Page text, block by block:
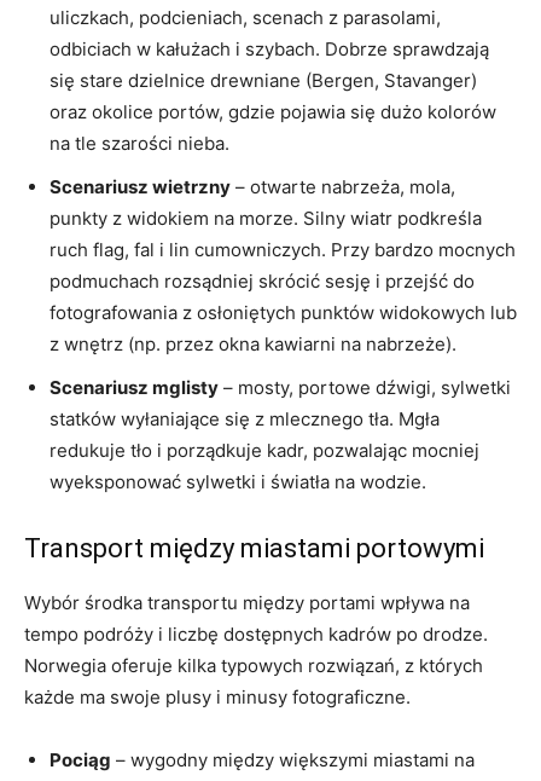
uliczkach, podcieniach, scenach z parasolami,
odbiciach w kałużach i szybach. Dobrze sprawdzają
się stare dzielnice drewniane (Bergen, Stavanger)
oraz okolice portów, gdzie pojawia się dużo kolorów
na tle szarości nieba.
Scenariusz wietrzny – otwarte nabrzeża, mola,
punkty z widokiem na morze. Silny wiatr podkreśla
ruch flag, fal i lin cumowniczych. Przy bardzo mocnych
podmuchach rozsądniej skrócić sesję i przejść do
fotografowania z osłoniętych punktów widokowych lub
z wnętrz (np. przez okna kawiarni na nabrzeże).
Scenariusz mglisty – mosty, portowe dźwigi, sylwetki
statków wyłaniające się z mlecznego tła. Mgła
redukuje tło i porządkuje kadr, pozwalając mocniej
wyeksponować sylwetki i światła na wodzie.
Transport między miastami portowymi
Wybór środka transportu między portami wpływa na
tempo podróży i liczbę dostępnych kadrów po drodze.
Norwegia oferuje kilka typowych rozwiązań, z których
każde ma swoje plusy i minusy fotograficzne.
Pociąg – wygodny między większymi miastami na